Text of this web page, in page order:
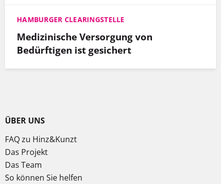
HAMBURGER CLEARINGSTELLE
Medizinische Versorgung von
Bedürftigen ist gesichert
ÜBER UNS
FAQ zu Hinz&Kunzt
Das Projekt
Das Team
So können Sie helfen